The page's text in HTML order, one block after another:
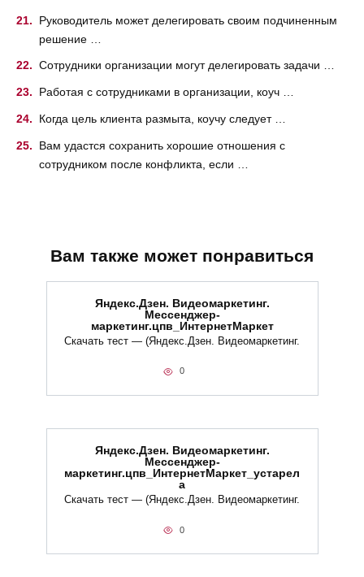
Руководитель может делегировать своим подчиненным
решение …
Сотрудники организации могут делегировать задачи …
Работая с сотрудниками в организации, коуч …
Когда цель клиента размыта, коучу следует …
Вам удастся сохранить хорошие отношения с
сотрудником после конфликта, если …
Вам также может понравиться
Яндекс.Дзен. Видеомаркетинг.
Мессенджер-
маркетинг.цпв_ИнтернетМаркет
Скачать тест — (Яндекс.Дзен. Видеомаркетинг.
0
Яндекс.Дзен. Видеомаркетинг.
Мессенджер-
маркетинг.цпв_ИнтернетМаркет_устарел
а
Скачать тест — (Яндекс.Дзен. Видеомаркетинг.
0